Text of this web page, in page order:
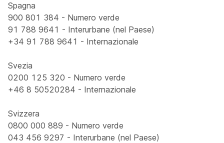
Spagna
900 801 384 - Numero verde
91 788 9641 - Interurbane (nel Paese)
+34 91 788 9641 - Internazionale
Svezia
0200 125 320 - Numero verde
+46 8 50520284 - Internazionale
Svizzera
0800 000 889 - Numero verde
043 456 9297 - Interurbane (nel Paese)